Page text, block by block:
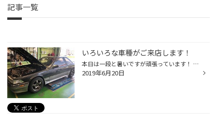
記事一覧
いろいろな車種がご来店します！
本日は一段と暑いですが頑張っています！ タイヤ館昭和一宮 店長 高橋です。 いろいろな車種が登場する当店です。 ずっと車検整備で手こずっている ２０ソアラ ４５歳以上のお客様が来店すると 「おっ！ソアラ」と必ず見ていきます。 やっと車検が受けられそうな感じになってきました。 そしてこれ...
2019年6月20日